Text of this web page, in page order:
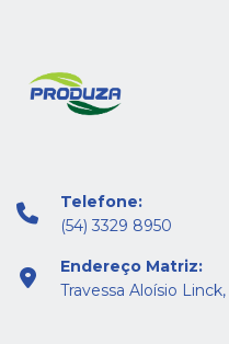
Telefone:
(54) 3329 8950
Endereço Matriz:
Travessa Aloísio